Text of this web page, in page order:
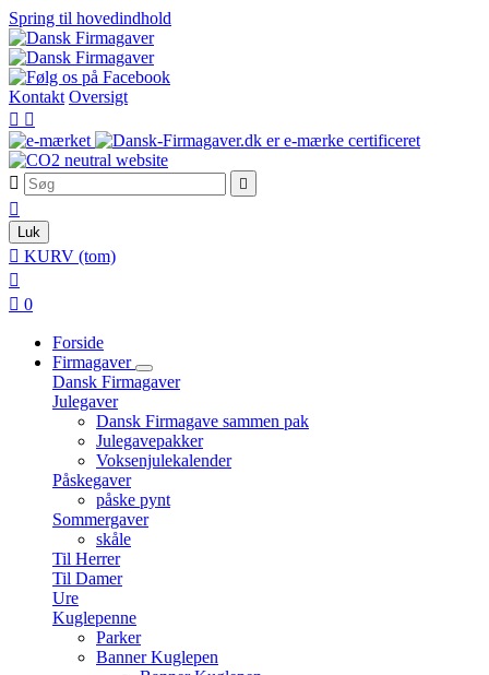
Spring til hovedindhold
Kontakt Oversigt
 
 

Luk
 KURV (tom)

 0
Forside
Firmagaver
Dansk Firmagaver
Julegaver
Dansk Firmagave sammen pak
Julegavepakker
Voksenjulekalender
Påskegaver
påske pynt
Sommergaver
skåle
Til Herrer
Til Damer
Ure
Kuglepenne
Parker
Banner Kuglepen